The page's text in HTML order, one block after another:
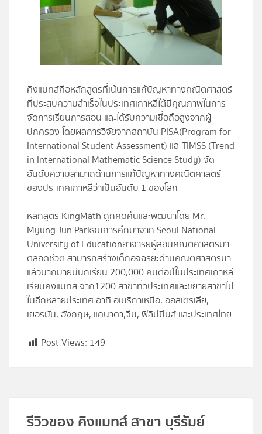
โปรไฟล์
ลงทะเบียน
เข้าสู่ระบบ
คิงแมทส์คือหลักสูตรที่เน้นการแก้ปัญหาทางคณิตศาสตร์
ที่ประสบความสำเร็จในประเทศเกาหลีใต้มีคุณภาพในการ
จัดการเรียนการสอน และได้รับความเชื่อถือสูงจากผู้
ปกครอง โดยผลการวิจัยจากสถาบัน PISA(Program for
International Student Assessment) และTIMSS (Trend
in International Mathematic Science Study)จัด
อันดับความสามาถด้านการแก้ปัญหาทางคณิตศาสตร์
ของประเทศเกาหลีว่าเป็นอันดับ 1 ของโลก
หลักสูตร KingMath ถูกคิดค้นและพัฒนาโดย Mr.
Myung Jun Parkจบการศึกษาจาก Seoul National
University of Educationอาจารย์ผู้สอนคณิตศาสตร์มา
ตลอดชีวิต สามารถสร้างเด็กอัจฉริยะด้านคณิตศาสตร์มา
แล้วมากมายมีนักเรียน 200,000 คนต่อปีในประเทศเกาหลี
เรียนคิงแมทส์ จาก1200 สาขาทั่วประเทศและขยายสาขาไป
ในอีกหลายประเทศ อาทิ อเมริกาเหนือ, ออสเตรเลีย,
เยอรมัน, อังกฤษ, แคนาดา,จีน, ฟิลิปปินส์ และประเทศไทย
Post Views: 149
รีวิวของ คิงแมทส์ สาขา บุรีรัมย์